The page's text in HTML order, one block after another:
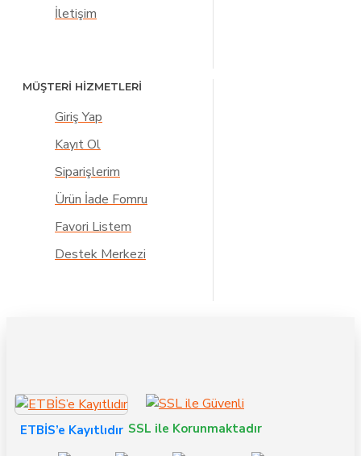
İletişim
MÜŞTERİ HİZMETLERİ
Giriş Yap
Kayıt Ol
Siparişlerim
Ürün İade Fomru
Favori Listem
Destek Merkezi
ETBİS’e Kayıtlıdır SSL ile Korunmaktadır